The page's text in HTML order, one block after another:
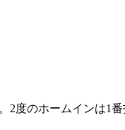
度のホームインは1